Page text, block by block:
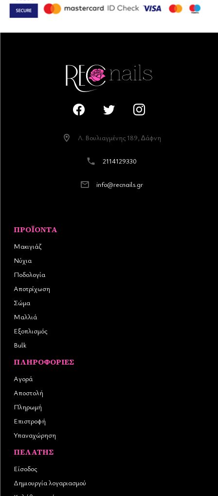
Λ. Βουλιαγµένης 189, ∆άφνη
2114129330
info@recnails.gr
ΠΡΟΪΌΝΤΑ
Μακιγιάζ
Νύχια
Ποδολογία
Αποτρίχωση
Σώμα
Μαλλιά
Εξοπλισμός
Bulk
ΠΛΗΡΟΦΟΡΊΕΣ
Αγορά
Αποστολή
Πληρωμή
Επιστροφή
Υπαναχώρηση
ΠΕΛΆΤΗΣ
Είσοδος
Δημιουργία λογαριασμού